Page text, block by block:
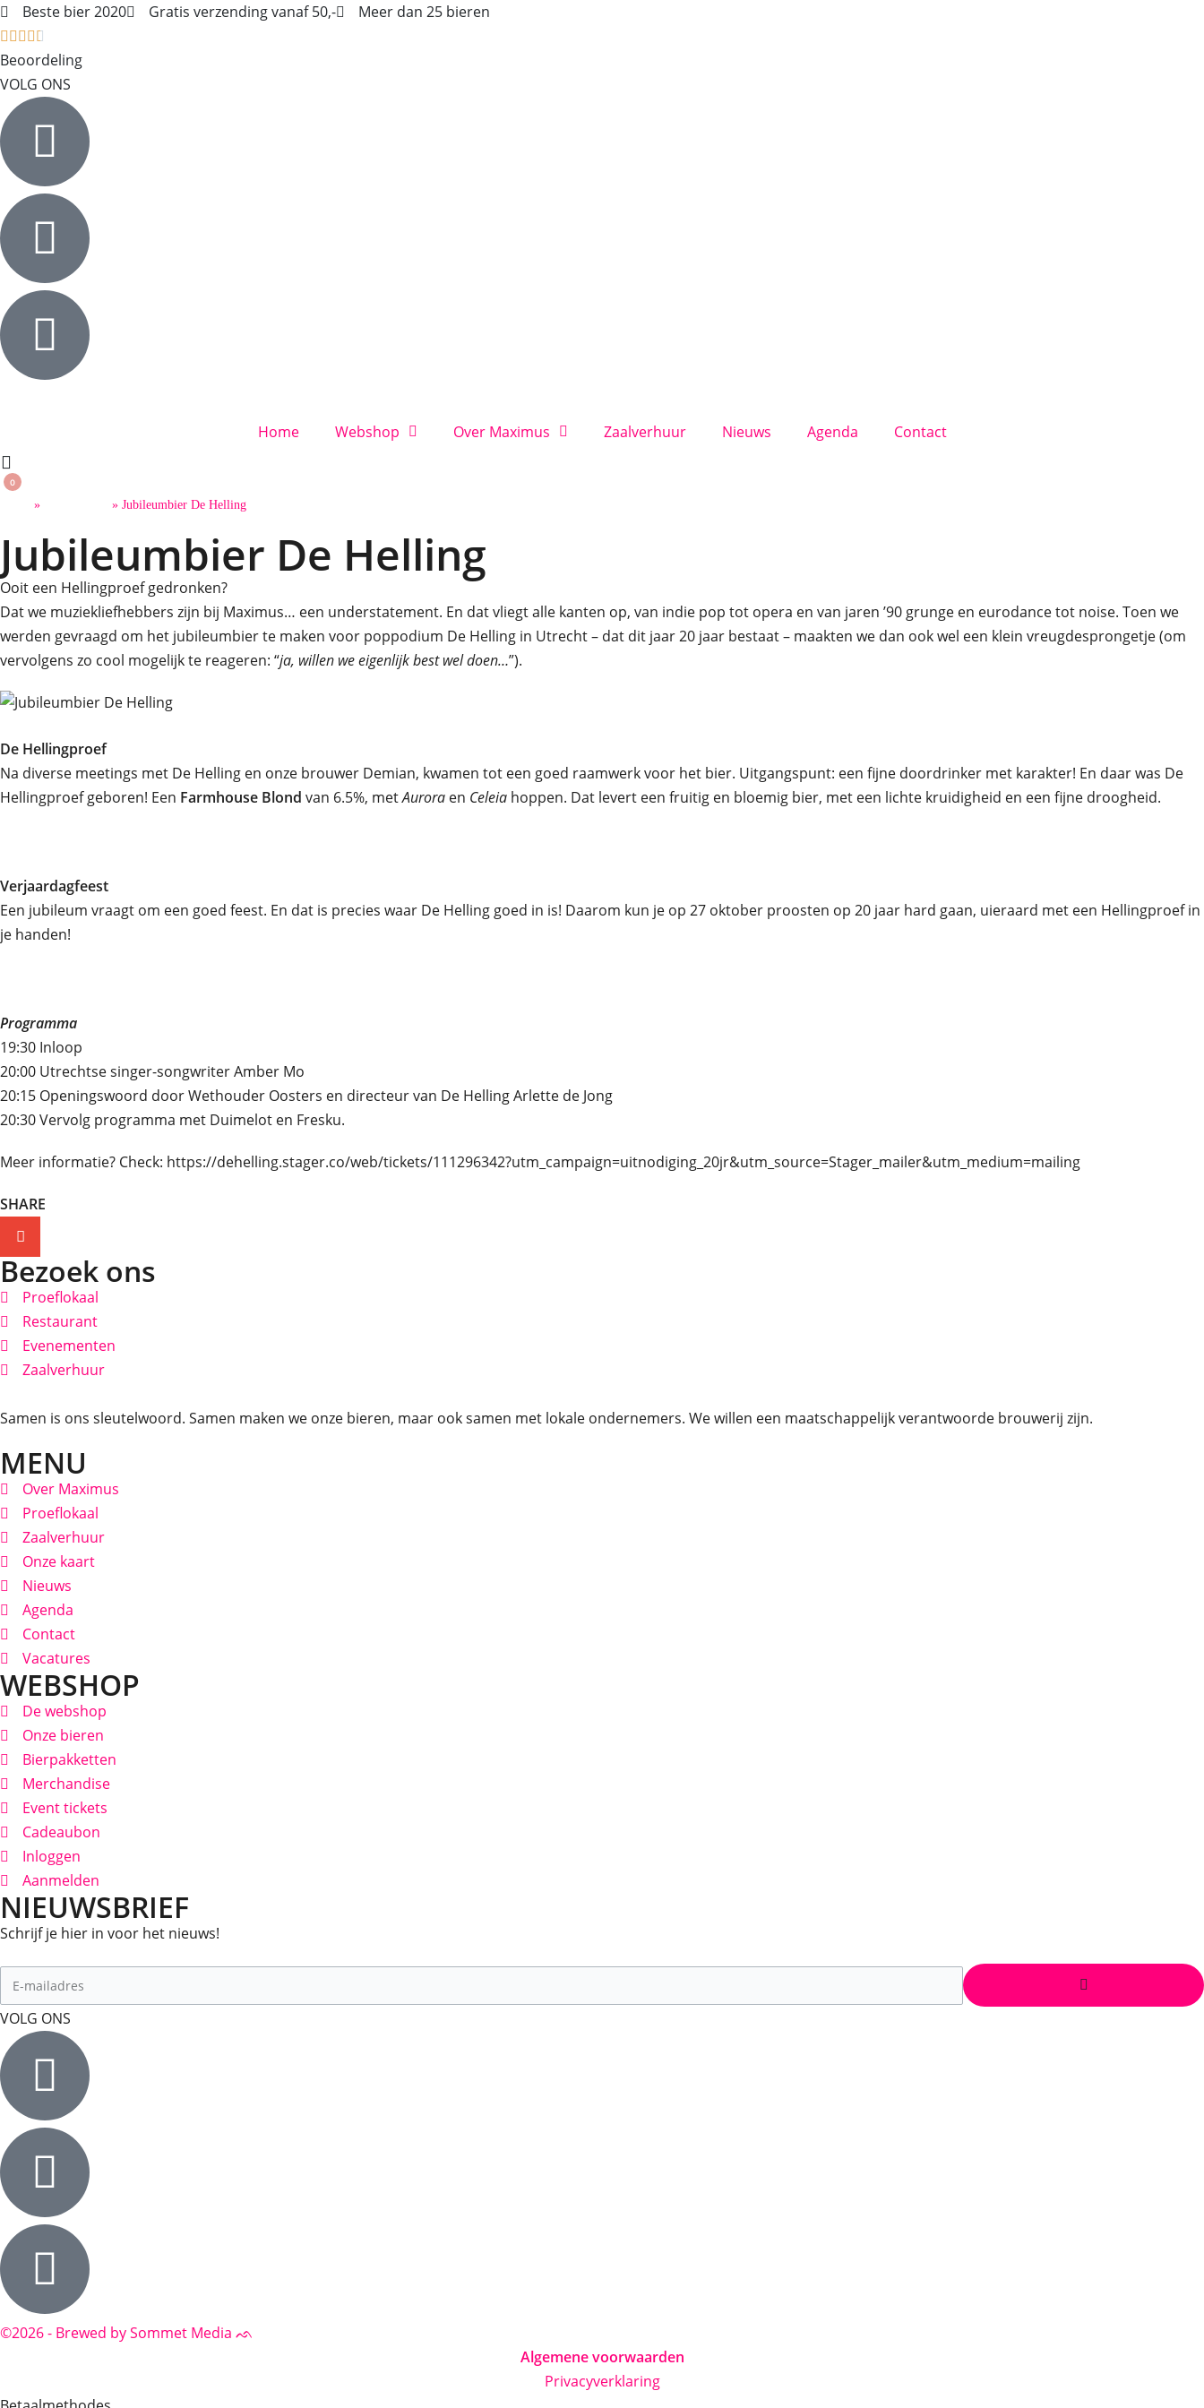
Beste bier 2020 Gratis verzending vanaf 50,- Meer dan 25 bieren
    
Beoordeling
VOLG ONS
Home Webshop Over Maximus Zaalverhuur Nieuws Agenda Contact
0
» » Jubileumbier De Helling
Jubileumbier De Helling
Ooit een Hellingproef gedronken?
Dat we muziekliefhebbers zijn bij Maximus… een understatement. En dat vliegt alle kanten op, van indie pop tot opera en van jaren ’90 grunge en eurodance tot noise. Toen we
werden gevraagd om het jubileumbier te maken voor poppodium De Helling in Utrecht – dat dit jaar 20 jaar bestaat – maakten we dan ook wel een klein vreugdesprongetje (om
vervolgens zo cool mogelijk te reageren: “ja, willen we eigenlijk best wel doen…”).
De Hellingproef
Na diverse meetings met De Helling en onze brouwer Demian, kwamen tot een goed raamwerk voor het bier. Uitgangspunt: een fijne doordrinker met karakter! En daar was De
Hellingproef geboren! Een Farmhouse Blond van 6.5%, metAurora en Celeia hoppen. Dat levert een fruitig en bloemig bier, met een lichte kruidigheid en een fijne droogheid.
Verjaardagfeest
Een jubileum vraagt om een goed feest. En dat is precies waar De Helling goed in is! Daarom kun je op 27 oktober proosten op 20 jaar hard gaan, uieraard met een Hellingproef in
je handen!
Programma
19:30 Inloop
20:00 Utrechtse singer-songwriter Amber Mo
20:15 Openingswoord door Wethouder Oosters en directeur van De Helling Arlette de Jong
20:30 Vervolg programma met Duimelot en Fresku.
Meer informatie? Check: https://dehelling.stager.co/web/tickets/111296342?utm_campaign=uitnodiging_20jr&utm_source=Stager_mailer&utm_medium=mailing
SHARE
Bezoek ons
Proeflokaal
Restaurant
Evenementen
Zaalverhuur
Samen is ons sleutelwoord. Samen maken we onze bieren, maar ook samen met lokale ondernemers. We willen een maatschappelijk verantwoorde brouwerij zijn.
MENU
Over Maximus
Proeflokaal
Zaalverhuur
Onze kaart
Nieuws
Agenda
Contact
Vacatures
WEBSHOP
De webshop
Onze bieren
Bierpakketten
Merchandise
Event tickets
Cadeaubon
Inloggen
Aanmelden
NIEUWSBRIEF
Schrijf je hier in voor het nieuws!
VOLG ONS
©2026 - Brewed by Sommet Media ᨒ
Algemene voorwaarden
Privacyverklaring